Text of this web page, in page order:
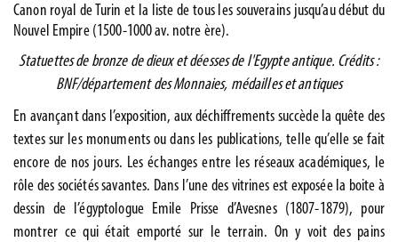
Canon royal de Turin et la liste de tous les souverains jusqu’au début du
Nouvel Empire (1500-1000 av. notre ère).
Statuettes de bronze de dieux et déesses de l'Egypte antique. Crédits :
BNF/département des Monnaies, médailles et antiques
En avançant dans l’exposition, aux déchiffrements succède la quête des
textes sur les monuments ou dans les publications, telle qu’elle se fait
encore de nos jours. Les échanges entre les réseaux académiques, le
rôle des sociétés savantes. Dans l’une des vitrines est exposée la boite à
dessin de l’égyptologue Emile Prisse d’Avesnes (1807-1879), pour
montrer ce qui était emporté sur le terrain. On y voit des pains